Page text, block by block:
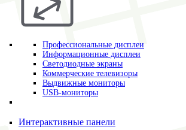
Профессиональные дисплеи
Информационные дисплеи
Светодиодные экраны
Коммерческие телевизоры
Выдвижные мониторы
USB-мониторы
Интерактивные панели